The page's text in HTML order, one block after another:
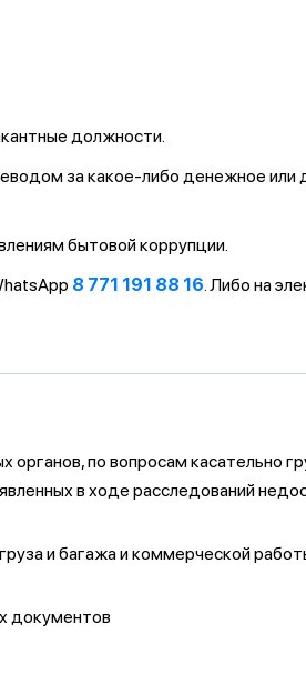
должности.
за какое-либо денежное или
бытовой коррупции.
8 771 191 88 16. Либо на
органов, по вопросам касательно
в ходе расследований
и багажа и коммерческой
документов